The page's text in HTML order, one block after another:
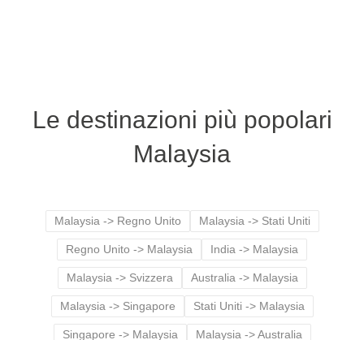
Le destinazioni più popolari
Malaysia
Malaysia -> Regno Unito Malaysia -> Stati Uniti
Regno Unito -> Malaysia India -> Malaysia
Malaysia -> Svizzera Australia -> Malaysia
Malaysia -> Singapore Stati Uniti -> Malaysia
Singapore -> Malaysia Malaysia -> Australia